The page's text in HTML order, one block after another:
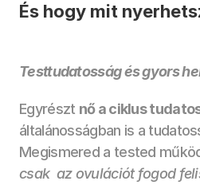
És hogy mit
Testtudatosság és gyors
Egyrészt nő a ciklus
általánosságban is a
Megismered a tested
csak  az ovulációt fogod